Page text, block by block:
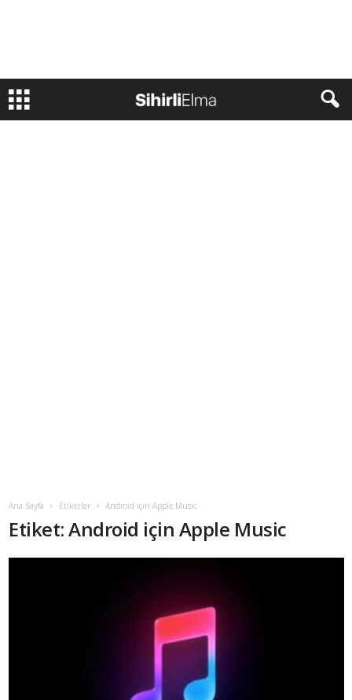
Ana Sayfa Etiketler Android için Apple Music
Etiket: Android için Apple Music